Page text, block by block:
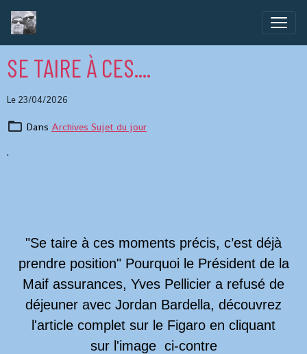
SE TAIRE À CES....
Le 23/04/2026
Dans Archives Sujet du jour
.
"Se taire à ces moments précis, c’est déjà
prendre position" Pourquoi le Président de la
Maif assurances, Yves Pellicier a refusé de
déjeuner avec Jordan Bardella, découvrez
l'article complet sur le Figaro en cliquant
sur l'image ci-contre